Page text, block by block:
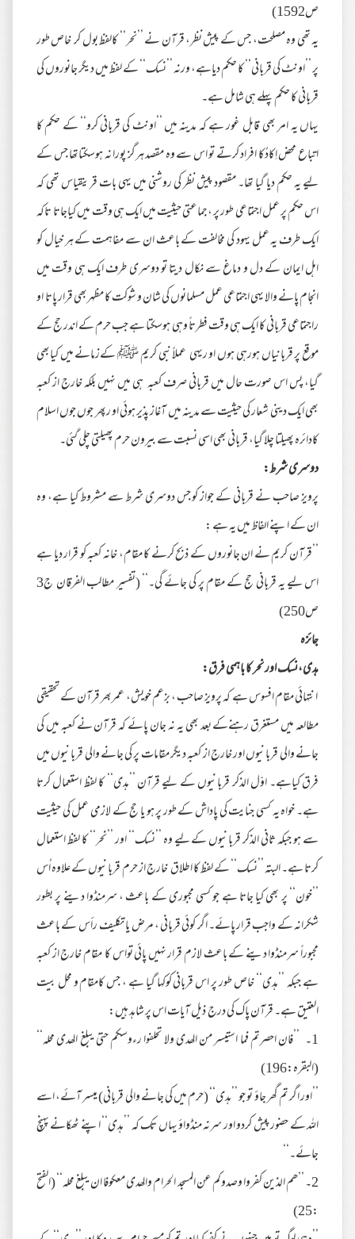
ص1592)
یہ تھی وہ مصلحت، جس کے پیش نظر، قرآن نے ’’نحر‘‘ کالفظ بول کر خاص طور
پر ’’اونٹ کی قربانی‘‘ کا حکم دیاہے، ورنہ ’’نسک‘‘ کے لفظ میں دیگر جانوروں کی
قربانی کا حکم پہلے ہی شامل ہے۔
یہاں یہ امر بھی قابل غور ہے کہ مدینہ میں ’’اونٹ کی قربانی کرو‘‘ کے حکم کا
اتباع محض اِکادُکا افراد کرتے تو اس سے وہ مقصد ہرگز پورا نہ ہوسکتاتھا جس کے
لیے یہ حکم دیا گیا تھا۔ مقصود پیش نظر کی روشنی میں یہی بات قرینقیاس تھی کہ
اس حکم پر عمل اجتماعی طور پر ،جماعتی حیثیت میں ایک ہی وقت میں کیاجاتا تاکہ
ایک طرف یہ عمل یہود کی مخالفت کے باعث ان سے مفاہمت کے ہر خیال کو
اہل ایمان کے دل و دماغ سے نکال دیتا تو دوسری طرف ایک ہی وقت میں
انجام پانے والا یہی اجتماعی عمل مسلمانوں کی شان و شوکت کا مظہربھی قرار پاتا او
راجتماعی قربانی کا ایک ہی وقت فطرتاً وہی ہوسکتا ہے جب حرم کے اندر حج کے
موقع پر قربانیاں ہورہی ہوں او ریہی عملاً نبی کریم ﷺ کےزمانے میں کیابھی
گیا، پس اس صورت حال میں قربانی صرف کعبہ ہی میں نہیں بلکہ خارج از کعبہ
بھی ایک دینی شعار کی حیثیت سے مدینہ میں آغاز پذیر ہوئی او رپھر جوں جوں اسلام
کادائرہ پھیلتا چلا گیا، قربانی بھی اسی نسبت سے بیرون حرم پھیلتی چلی گئی۔
دوسری شرط:
پرویز صاحب نے قربانی کے جواز کو جس دوسری شرط سے مشروط کیا ہے، وہ
ان کے اپنے الفاظ میں یہ ہے :
’’قرآن کریم نے ان جانوروں کے ذبح کرنے کا مقام، خانہ کعبہ کو قرار دیا ہے
اس لیے یہ قربانی حج کے مقام پر کی جائے گی۔‘‘ (تفسیر مطالب الفرقان ج3
ص250)
جائزہ
ہدی،نسک اور نحر کا باہمی فرق:
انتہائی مقام افسوس ہے کہ پرویز صاحب ، بزعم خویش، عمربھر قرآن کے تحقیقی
مطالعہ میں مستغرق رہنےکے بعد بھی یہ نہ جان پائے کہ قرآن نے کعبہ میں کی
جانے والی قربانیوں اور خارج از کعبہ دیگر مقامات پر کی جانے والی قربانیوں میں
فرق کیاہے۔ اوّل الذکر قربانیوں کے لیے قرآن ’’ہدی‘‘ کا لفظ استعمال کرتا
ہے۔ خواہ یہ کسی جنایت کی پاداش کے طور پر ہو یا حج کے لازمی عمل کی حیثیت
سے ہو جبکہ ثانی الذکر قربانیوں کے لیے وہ ’’نسک‘‘ اور ’’نحر‘‘ کا لفظ استعمال
کرتا ہے۔ البتہ ’’نسک‘‘ کے لفظ کا اطلاق خارج از حرم قربانیوں کے علاوہ اُس
’’خون‘‘ پر بھی کیا جاتا ہے جو کسی مجبوری کے باعث ، سرمنڈوا دینے پر بطور
شکرانہ کے واجب قرار پائے۔ اگر کوئی قربانی ، مرض یا تکلیف رأس کے باعث
مجبوراً سرمنڈوا دینے کے باعث لازم قرار نہیں پائی تواس کا مقام خارج از کعبہ
ہے جبکہ ’’ہدی‘‘ خاص طور پر اس قربانی کوکہا گیا ہے ، جس کامقام و محل بیت
العتیق ہے۔ قرآن پاک کی درج ذیل آیات اس پر شاہد ہیں:
1۔ ’’فان احصرتم فما استیسر من الھدی ولا تحلفوا رءوسکم حتیٰ یبلغ الھدی محلہ‘‘
(البقرہ:196)
’’اور اگر تم گھر جاؤ تو جو ’’ہدی‘‘ (حرم میں کی جانے والی قربانی) میسر آئے، اسے
اللہ کے حضور پیش کردو اور سرنہ منڈواؤ یہاں تک کہ ’’ہدی‘‘ اپنے ٹھکانے پہنچ
جائے۔‘‘
2۔ ’’ھم الذین کفروا وصدوکم عن المسجد الحرام والھدی معکوفا ان یبلغ محلہ‘‘ (الفتح
:25)